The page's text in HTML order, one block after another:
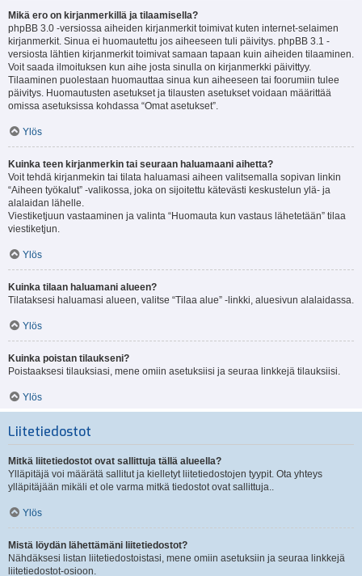
Mikä ero on kirjanmerkillä ja tilaamisella?
phpBB 3.0 -versiossa aiheiden kirjanmerkit toimivat kuten internet-selaimen
kirjanmerkit. Sinua ei huomautettu jos aiheeseen tuli päivitys. phpBB 3.1 -
versiosta lähtien kirjanmerkit toimivat samaan tapaan kuin aiheiden tilaaminen.
Voit saada ilmoituksen kun aihe josta sinulla on kirjanmerkki päivittyy.
Tilaaminen puolestaan huomauttaa sinua kun aiheeseen tai foorumiin tulee
päivitys. Huomautusten asetukset ja tilausten asetukset voidaan määrittää
omissa asetuksissa kohdassa “Omat asetukset”.
Ylös
Kuinka teen kirjanmerkin tai seuraan haluamaani aihetta?
Voit tehdä kirjanmekin tai tilata haluamasi aiheen valitsemalla sopivan linkin
“Aiheen työkalut” -valikossa, joka on sijoitettu kätevästi keskustelun ylä- ja
alalaidan lähelle.
Viestiketjuun vastaaminen ja valinta “Huomauta kun vastaus lähetetään” tilaa
viestiketjun.
Ylös
Kuinka tilaan haluamani alueen?
Tilataksesi haluamasi alueen, valitse “Tilaa alue” -linkki, aluesivun alalaidassa.
Ylös
Kuinka poistan tilaukseni?
Poistaaksesi tilauksiasi, mene omiin asetuksiisi ja seuraa linkkejä tilauksiisi.
Ylös
Liitetiedostot
Mitkä liitetiedostot ovat sallittuja tällä alueella?
Ylläpitäjä voi määrätä sallitut ja kielletyt liitetiedostojen tyypit. Ota yhteys
ylläpitäjään mikäli et ole varma mitkä tiedostot ovat sallittuja..
Ylös
Mistä löydän lähettämäni liitetiedostot?
Nähdäksesi listan liitetiedostoistasi, mene omiin asetuksiin ja seuraa linkkejä
liitetiedostot-osioon.